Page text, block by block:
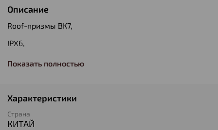
Описание
Roof-призмы BK7,
IPX6,
цвет - чёрный
Показать полностью
Характеристики
Страна
КИТАЙ